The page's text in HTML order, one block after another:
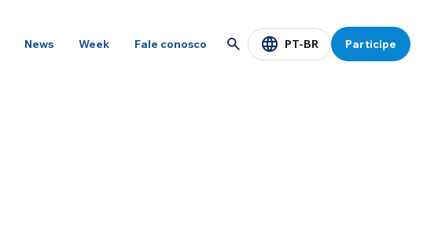
News Week Fale conosco PT-BR Participe